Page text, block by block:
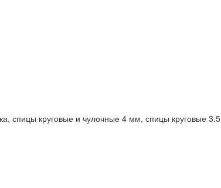
спицы круговые и чулочные 4 мм, спицы круговые 3.5